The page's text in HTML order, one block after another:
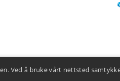
Ved å bruke vårt nettsted